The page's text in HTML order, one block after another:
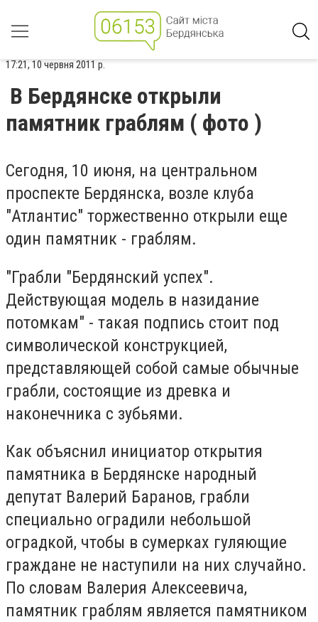
17:21, 10 червня 2011 р.
В Бердянске открыли
памятник граблям ( фото )
Сегодня, 10 июня, на центральном
проспекте Бердянска, возле клуба
"Атлантис" торжественно открыли еще
один памятник - граблям.
"Грабли "Бердянский успех".
Действующая модель в назидание
потомкам" - такая подпись стоит под
символической конструкцией,
представляющей собой самые обычные
грабли, состоящие из древка и
наконечника с зубьями.
Как объяснил инициатор открытия
памятника в Бердянске народный
депутат Валерий Баранов, грабли
специально оградили небольшой
оградкой, чтобы в сумерках гуляющие
граждане не наступили на них случайно.
По словам Валерия Алексеевича,
памятник граблям является памятником